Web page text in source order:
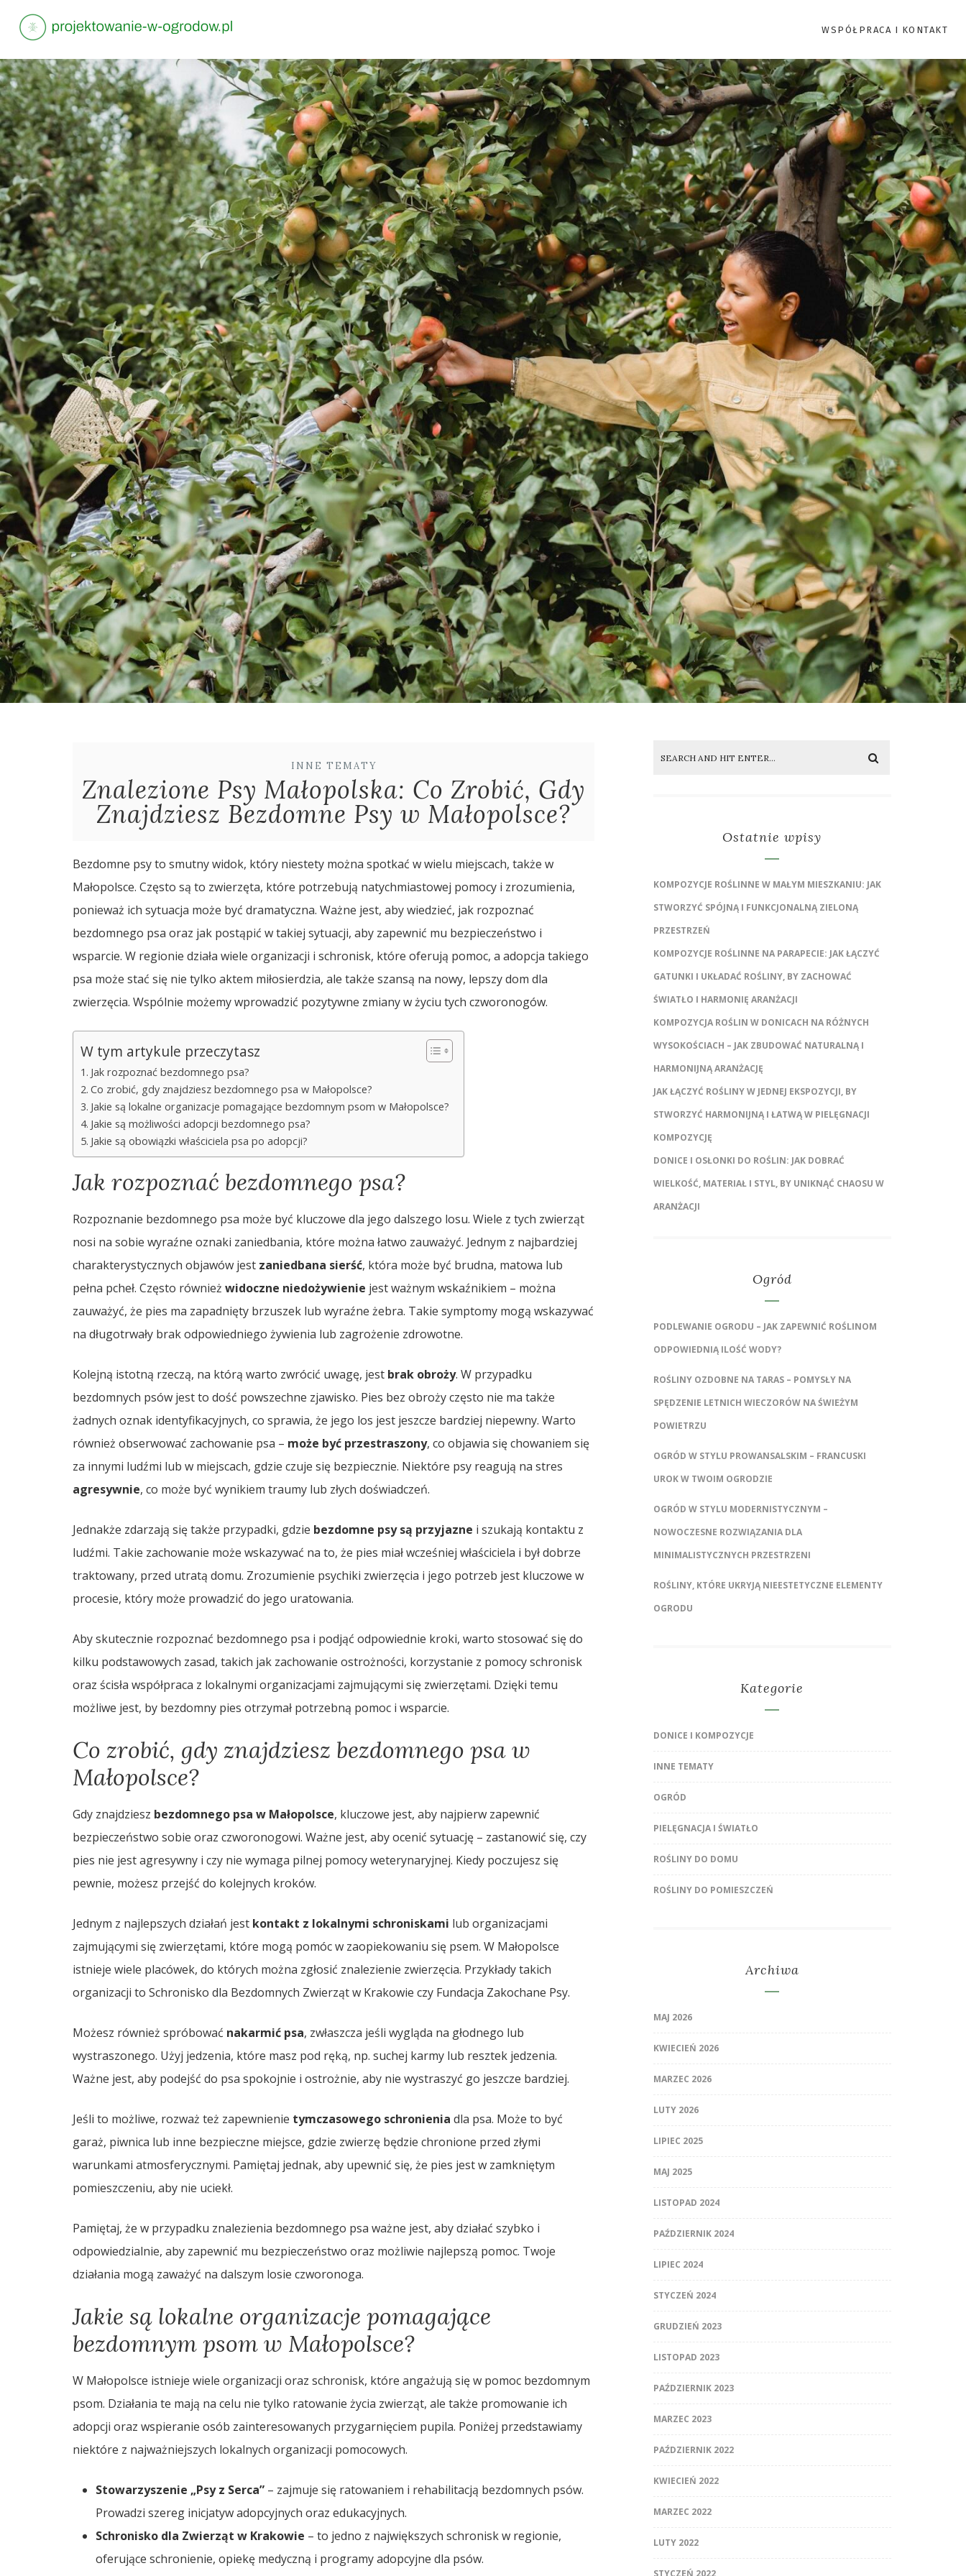
WSPÓŁPRACA I KONTAKT
INNE TEMATY
Znalezione Psy Małopolska: Co Zrobić, Gdy
Znajdziesz Bezdomne Psy w Małopolsce?
Bezdomne psy to smutny widok, który niestety można spotkać w wielu miejscach, także w
Małopolsce. Często są to zwierzęta, które potrzebują natychmiastowej pomocy i zrozumienia,
ponieważ ich sytuacja może być dramatyczna. Ważne jest, aby wiedzieć, jak rozpoznać
bezdomnego psa oraz jak postąpić w takiej sytuacji, aby zapewnić mu bezpieczeństwo i
wsparcie. W regionie działa wiele organizacji i schronisk, które oferują pomoc, a adopcja takiego
psa może stać się nie tylko aktem miłosierdzia, ale także szansą na nowy, lepszy dom dla
zwierzęcia. Wspólnie możemy wprowadzić pozytywne zmiany w życiu tych czworonogów.
W tym artykule przeczytasz
Jak rozpoznać bezdomnego psa?
Co zrobić, gdy znajdziesz bezdomnego psa w Małopolsce?
Jakie są lokalne organizacje pomagające bezdomnym psom w Małopolsce?
Jakie są możliwości adopcji bezdomnego psa?
Jakie są obowiązki właściciela psa po adopcji?
Jak rozpoznać bezdomnego psa?
Rozpoznanie bezdomnego psa może być kluczowe dla jego dalszego losu. Wiele z tych zwierząt
nosi na sobie wyraźne oznaki zaniedbania, które można łatwo zauważyć. Jednym z najbardziej
charakterystycznych objawów jest zaniedbana sierść, która może być brudna, matowa lub
pełna pcheł. Często również widoczne niedożywienie jest ważnym wskaźnikiem – można
zauważyć, że pies ma zapadnięty brzuszek lub wyraźne żebra. Takie symptomy mogą wskazywać
na długotrwały brak odpowiedniego żywienia lub zagrożenie zdrowotne.
Kolejną istotną rzeczą, na którą warto zwrócić uwagę, jest brak obroży. W przypadku
bezdomnych psów jest to dość powszechne zjawisko. Pies bez obroży często nie ma także
żadnych oznak identyfikacyjnych, co sprawia, że jego los jest jeszcze bardziej niepewny. Warto
również obserwować zachowanie psa – może być przestraszony, co objawia się chowaniem się
za innymi ludźmi lub w miejscach, gdzie czuje się bezpiecznie. Niektóre psy reagują na stres
agresywnie, co może być wynikiem traumy lub złych doświadczeń.
Jednakże zdarzają się także przypadki, gdzie bezdomne psy są przyjazne i szukają kontaktu z
ludźmi. Takie zachowanie może wskazywać na to, że pies miał wcześniej właściciela i był dobrze
traktowany, przed utratą domu. Zrozumienie psychiki zwierzęcia i jego potrzeb jest kluczowe w
procesie, który może prowadzić do jego uratowania.
Aby skutecznie rozpoznać bezdomnego psa i podjąć odpowiednie kroki, warto stosować się do
kilku podstawowych zasad, takich jak zachowanie ostrożności, korzystanie z pomocy schronisk
oraz ścisła współpraca z lokalnymi organizacjami zajmującymi się zwierzętami. Dzięki temu
możliwe jest, by bezdomny pies otrzymał potrzebną pomoc i wsparcie.
Co zrobić, gdy znajdziesz bezdomnego psa w
Małopolsce?
Gdy znajdziesz bezdomnego psa w Małopolsce, kluczowe jest, aby najpierw zapewnić
bezpieczeństwo sobie oraz czworonogowi. Ważne jest, aby ocenić sytuację – zastanowić się, czy
pies nie jest agresywny i czy nie wymaga pilnej pomocy weterynaryjnej. Kiedy poczujesz się
pewnie, możesz przejść do kolejnych kroków.
Jednym z najlepszych działań jest kontakt z lokalnymi schroniskami lub organizacjami
zajmującymi się zwierzętami, które mogą pomóc w zaopiekowaniu się psem. W Małopolsce
istnieje wiele placówek, do których można zgłosić znalezienie zwierzęcia. Przykłady takich
organizacji to Schronisko dla Bezdomnych Zwierząt w Krakowie czy Fundacja Zakochane Psy.
Możesz również spróbować nakarmić psa, zwłaszcza jeśli wygląda na głodnego lub
wystraszonego. Użyj jedzenia, które masz pod ręką, np. suchej karmy lub resztek jedzenia.
Ważne jest, aby podejść do psa spokojnie i ostrożnie, aby nie wystraszyć go jeszcze bardziej.
Jeśli to możliwe, rozważ też zapewnienie tymczasowego schronienia dla psa. Może to być
garaż, piwnica lub inne bezpieczne miejsce, gdzie zwierzę będzie chronione przed złymi
warunkami atmosferycznymi. Pamiętaj jednak, aby upewnić się, że pies jest w zamkniętym
pomieszczeniu, aby nie uciekł.
Pamiętaj, że w przypadku znalezienia bezdomnego psa ważne jest, aby działać szybko i
odpowiedzialnie, aby zapewnić mu bezpieczeństwo oraz możliwie najlepszą pomoc. Twoje
działania mogą zaważyć na dalszym losie czworonoga.
Jakie są lokalne organizacje pomagające
bezdomnym psom w Małopolsce?
W Małopolsce istnieje wiele organizacji oraz schronisk, które angażują się w pomoc bezdomnym
psom. Działania te mają na celu nie tylko ratowanie życia zwierząt, ale także promowanie ich
adopcji oraz wspieranie osób zainteresowanych przygarnięciem pupila. Poniżej przedstawiamy
niektóre z najważniejszych lokalnych organizacji pomocowych.
Stowarzyszenie „Psy z Serca”– zajmuje się ratowaniem i rehabilitacją bezdomnych psów.
Prowadzi szereg inicjatyw adopcyjnych oraz edukacyjnych.
Schronisko dla Zwierząt w Krakowie – to jedno z największych schronisk w regionie,
oferujące schronienie, opiekę medyczną i programy adopcyjne dla psów.
Ostatnie wpisy
KOMPOZYCJE ROŚLINNE W MAŁYM MIESZKANIU: JAK
STWORZYĆ SPÓJNĄ I FUNKCJONALNĄ ZIELONĄ
PRZESTRZEŃ
KOMPOZYCJE ROŚLINNE NA PARAPECIE: JAK ŁĄCZYĆ
GATUNKI I UKŁADAĆ ROŚLINY, BY ZACHOWAĆ
ŚWIATŁO I HARMONIĘ ARANŻACJI
KOMPOZYCJA ROŚLIN W DONICACH NA RÓŻNYCH
WYSOKOŚCIACH – JAK ZBUDOWAĆ NATURALNĄ I
HARMONIJNĄ ARANŻACJĘ
JAK ŁĄCZYĆ ROŚLINY W JEDNEJ EKSPOZYCJI, BY
STWORZYĆ HARMONIJNĄ I ŁATWĄ W PIELĘGNACJI
KOMPOZYCJĘ
DONICE I OSŁONKI DO ROŚLIN: JAK DOBRAĆ
WIELKOŚĆ, MATERIAŁ I STYL, BY UNIKNĄĆ CHAOSU W
ARANŻACJI
Ogród
PODLEWANIE OGRODU – JAK ZAPEWNIĆ ROŚLINOM
ODPOWIEDNIĄ ILOŚĆ WODY?
ROŚLINY OZDOBNE NA TARAS – POMYSŁY NA
SPĘDZENIE LETNICH WIECZORÓW NA ŚWIEŻYM
POWIETRZU
OGRÓD W STYLU PROWANSALSKIM – FRANCUSKI
UROK W TWOIM OGRODZIE
OGRÓD W STYLU MODERNISTYCZNYM –
NOWOCZESNE ROZWIĄZANIA DLA
MINIMALISTYCZNYCH PRZESTRZENI
ROŚLINY, KTÓRE UKRYJĄ NIEESTETYCZNE ELEMENTY
OGRODU
Kategorie
DONICE I KOMPOZYCJE
INNE TEMATY
OGRÓD
PIELĘGNACJA I ŚWIATŁO
ROŚLINY DO DOMU
ROŚLINY DO POMIESZCZEŃ
Archiwa
MAJ 2026
KWIECIEŃ 2026
MARZEC 2026
LUTY 2026
LIPIEC 2025
MAJ 2025
LISTOPAD 2024
PAŹDZIERNIK 2024
LIPIEC 2024
STYCZEŃ 2024
GRUDZIEŃ 2023
LISTOPAD 2023
PAŹDZIERNIK 2023
MARZEC 2023
PAŹDZIERNIK 2022
KWIECIEŃ 2022
MARZEC 2022
LUTY 2022
STYCZEŃ 2022